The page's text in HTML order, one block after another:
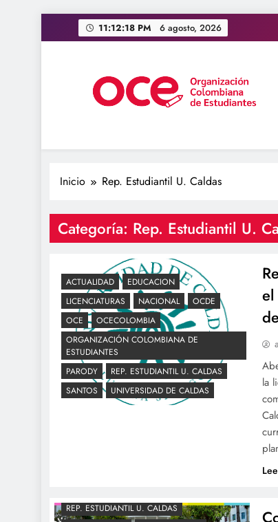
al
11:12:19 PM 6 agosto, 2026
OCE Colombia
Inicio Rep. Estudiantil U. Caldas
Categoría: Rep. Estudiantil U.
ACTUALIDAD
EDUCACION
LICENCIATURAS
NACIONAL
OCDE
OCE
OCECOLOMBIA
ORGANIZACIÓN COLOMBIANA DE
ESTUDIANTES
PARODY
REP. ESTUDIANTIL U. CALDAS
SANTOS
UNIVERSIDAD DE CALDAS
la
REP. ESTUDIANTIL U. CALDAS